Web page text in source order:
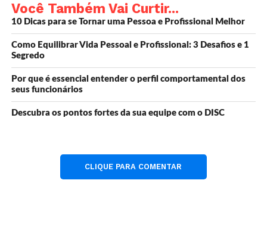
Neste artigo, vamos discutir algumas dicas práticas para
ajudá-lo a aprender como delegar de forma mais eficaz.
Por que é importante
aprender a delegar?
Os benefícios de delegar tarefas
Você Também Vai Curtir...
10 Dicas para se Tornar uma Pessoa e Profissional Melhor
Como Equilibrar Vida Pessoal e Profissional: 3 Desafios e 1
Segredo
Por que é essencial entender o perfil comportamental dos
seus funcionários
Descubra os pontos fortes da sua equipe com o DISC
CLIQUE PARA COMENTAR